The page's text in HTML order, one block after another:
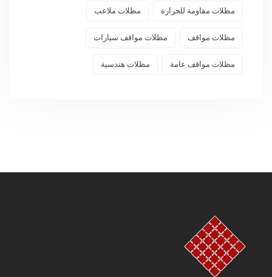
مظلات مقاومة للحرارة مظلات ملاعب
مظلات مواقف مظلات مواقف سيارات
مظلات مواقف عامة مظلات هندسية